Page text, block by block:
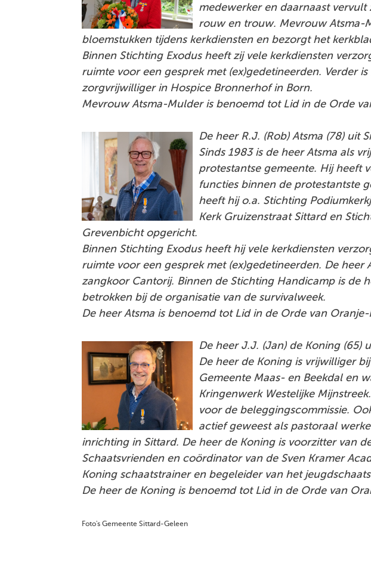
medewerker en daarnaast
rouw en trouw. Mevrouw Atsma-
bloemstukken tijdens kerkdiensten en bezorgt het
Binnen Stichting Exodus heeft zij vele kerkdiensten
ruimte voor een gesprek met (ex)gedetineerden. Verder
zorgvrijwilliger in Hospice Bronnerhof in Born.
Mevrouw Atsma-Mulder is benoemd tot Lid in de Orde
De heer R.J. (Rob) Atsma (78) uit
Sinds 1983 is de heer Atsma als
protestantse gemeente. Hij heeft
functies binnen de protestantste
heeft hij o.a. Stichting
Kerk Gruizenstraat Sittard en
Grevenbicht opgericht.
Binnen Stichting Exodus heeft hij vele kerkdiensten
ruimte voor een gesprek met (ex)gedetineerden. De heer
zangkoor Cantorij. Binnen de Stichting Handicamp is de
betrokken bij de organisatie van de survivalweek.
De heer Atsma is benoemd tot Lid in de Orde van Oranje-
De heer J.J. (Jan) de Koning (65)
De heer de Koning is vrijwilliger
Gemeente Maas- en Beekdal en
Kringenwerk Westelijke
voor de beleggingscommissie.
actief geweest als pastoraal
inrichting in Sittard. De heer de Koning is voorzitter van
Schaatsvrienden en coördinator van de Sven Kramer
Koning schaatstrainer en begeleider van het
De heer de Koning is benoemd tot Lid in de Orde van
Foto's Gemeente Sittard-Geleen